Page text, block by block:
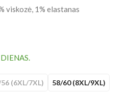
viskozė, 1% elastanas
(6XL/7XL) 58/60 (8XL/9XL)